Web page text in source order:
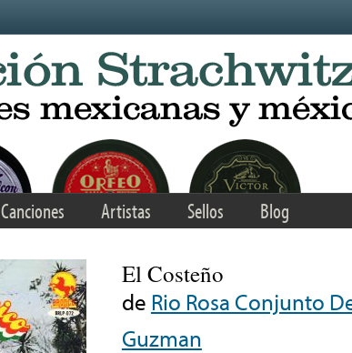
Canciones Artistas Sellos Blog
El Costeño
de Rio Rosa Conjunto
Guzman